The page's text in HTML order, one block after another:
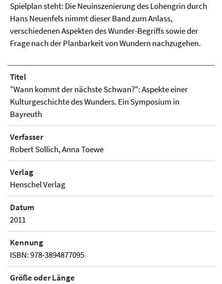
Spielplan steht: Die Neuinszenierung des Lohengrin durch
Hans Neuenfels nimmt dieser Band zum Anlass,
verschiedenen Aspekten des Wunder-Begriffs sowie der
Frage nach der Planbarkeit von Wundern nachzugehen.
Titel
"Wann kommt der nächste Schwan?": Aspekte einer
Kulturgeschichte des Wunders. Ein Symposium in
Bayreuth
Verfasser
Robert Sollich, Anna Toewe
Verlag
Henschel Verlag
Datum
2011
Kennung
ISBN: 978-3894877095
Größe oder Länge